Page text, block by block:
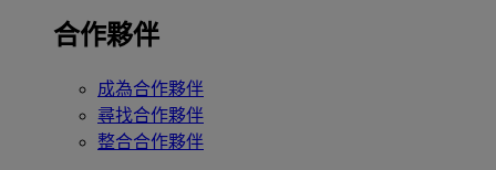
合作夥伴
成為合作夥伴
尋找合作夥伴
整合合作夥伴